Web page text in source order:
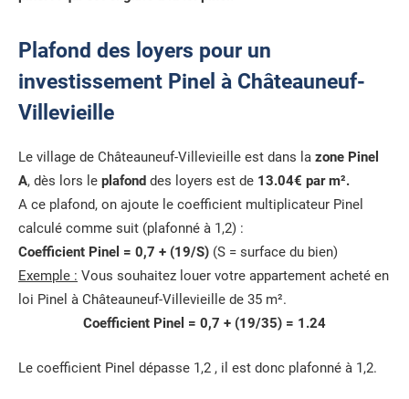
Plafond des loyers pour un
investissement Pinel à Châteauneuf-
Villevieille
Le village de Châteauneuf-Villevieille est dans la zone Pinel
A, dès lors le plafond des loyers est de 13.04€ par m².
A ce plafond, on ajoute le coefficient multiplicateur Pinel
calculé comme suit (plafonné à 1,2) :
Coefficient Pinel = 0,7 + (19/S) (S = surface du bien)
Exemple : Vous souhaitez louer votre appartement acheté en
loi Pinel à Châteauneuf-Villevieille de 35 m².
Coefficient Pinel = 0,7 + (19/35) = 1.24
Le coefficient Pinel dépasse 1,2 , il est donc plafonné à 1,2.